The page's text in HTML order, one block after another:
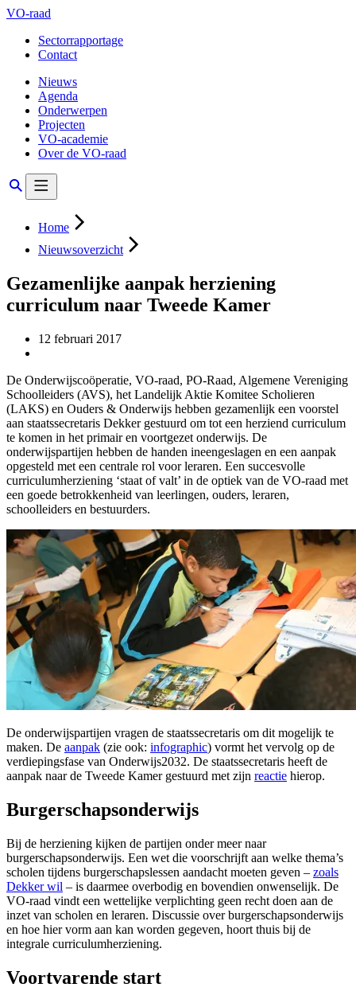
VO-raad
Sectorrapportage
Contact
Nieuws
Agenda
Onderwerpen
Projecten
VO-academie
Over de VO-raad
Home
Nieuwsoverzicht
Gezamenlijke aanpak herziening
curriculum naar Tweede Kamer
12 februari 2017
De Onderwijscoöperatie, VO-raad, PO-Raad, Algemene Vereniging
Schoolleiders (AVS), het Landelijk Aktie Komitee Scholieren
(LAKS) en Ouders & Onderwijs hebben gezamenlijk een voorstel
aan staatssecretaris Dekker gestuurd om tot een herziend curriculum
te komen in het primair en voortgezet onderwijs. De
onderwijspartijen hebben de handen ineengeslagen en een aanpak
opgesteld met een centrale rol voor leraren. Een succesvolle
curriculumherziening ‘staat of valt’ in de optiek van de VO-raad met
een goede betrokkenheid van leerlingen, ouders, leraren,
schoolleiders en bestuurders.
De onderwijspartijen vragen de staatssecretaris om dit mogelijk te
maken. De aanpak (zie ook: infographic) vormt het vervolg op de
verdiepingsfase van Onderwijs2032. De staatssecretaris heeft de
aanpak naar de Tweede Kamer gestuurd met zijn reactie hierop.
Burgerschapsonderwijs
Bij de herziening kijken de partijen onder meer naar
burgerschapsonderwijs. Een wet die voorschrijft aan welke thema’s
scholen tijdens burgerschapslessen aandacht moeten geven – zoals
Dekker wil – is daarmee overbodig en bovendien onwenselijk. De
VO-raad vindt een wettelijke verplichting geen recht doen aan de
inzet van scholen en leraren. Discussie over burgerschapsonderwijs
en hoe hier vorm aan kan worden gegeven, hoort thuis bij de
integrale curriculumherziening.
Voortvarende start